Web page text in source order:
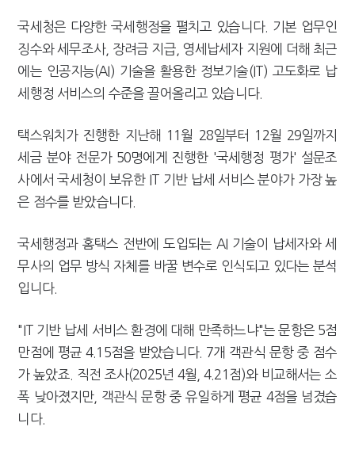
국세청은 다양한 국세행정을 펼치고 있습니다. 기본 업무인
징수와 세무조사, 장려금 지급, 영세납세자 지원에 더해 최근
에는 인공지능(AI) 기술을 활용한 정보기술(IT) 고도화로 납
세행정 서비스의 수준을 끌어올리고 있습니다.
택스워치가 진행한 지난해 11월 28일부터 12월 29일까지
세금 분야 전문가 50명에게 진행한 '국세행정 평가' 설문조
사에서 국세청이 보유한 IT 기반 납세 서비스 분야가 가장 높
은 점수를 받았습니다.
국세행정과 홈택스 전반에 도입되는 AI 기술이 납세자와 세
무사의 업무 방식 자체를 바꿀 변수로 인식되고 있다는 분석
입니다.
"IT 기반 납세 서비스 환경에 대해 만족하느냐"는 문항은 5점
만점에 평균 4.15점을 받았습니다. 7개 객관식 문항 중 점수
가 높았죠. 직전 조사(2025년 4월, 4.21점)와 비교해서는 소
폭 낮아졌지만, 객관식 문항 중 유일하게 평균 4점을 넘겼습
니다.